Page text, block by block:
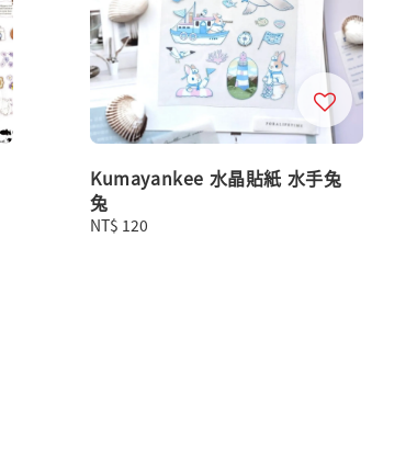
Kumayankee 水晶貼紙 水手兔
兔
Regular
NT$ 120